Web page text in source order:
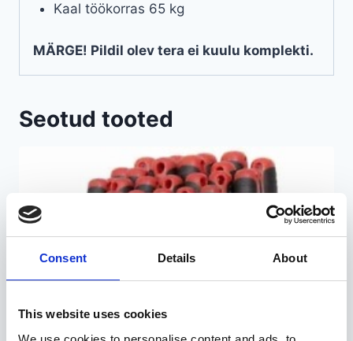
Consent Details About
This website uses cookies
Kaal töökorras 65 kg
MÄRGE! Pildil olev tera ei kuulu komplekti.
Seotud tooted